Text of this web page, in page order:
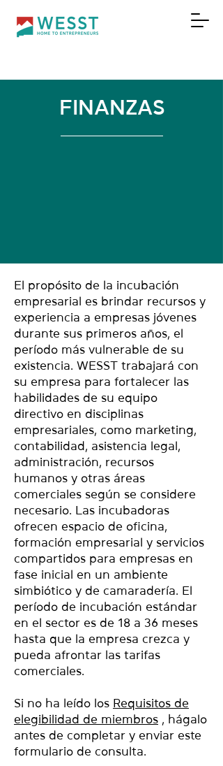
FINANZAS
El propósito de la incubación
empresarial es brindar recursos y
experiencia a empresas jóvenes
durante sus primeros años, el
período más vulnerable de su
existencia. WESST trabajará con
su empresa para fortalecer las
habilidades de su equipo
directivo en disciplinas
empresariales, como marketing,
contabilidad, asistencia legal,
administración, recursos
humanos y otras áreas
comerciales según se considere
necesario. Las incubadoras
ofrecen espacio de oficina,
formación empresarial y servicios
compartidos para empresas en
fase inicial en un ambiente
simbiótico y de camaradería. El
período de incubación estándar
en el sector es de 18 a 36 meses
hasta que la empresa crezca y
pueda afrontar las tarifas
comerciales.
Si no ha leído los Requisitos de
elegibilidad de miembros , hágalo
antes de completar y enviar este
formulario de consulta.